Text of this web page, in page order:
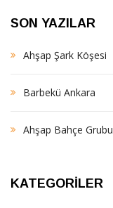
SON YAZILAR
Ahşap Şark Köşesi
Barbekü Ankara
Ahşap Bahçe Grubu
KATEGORILER